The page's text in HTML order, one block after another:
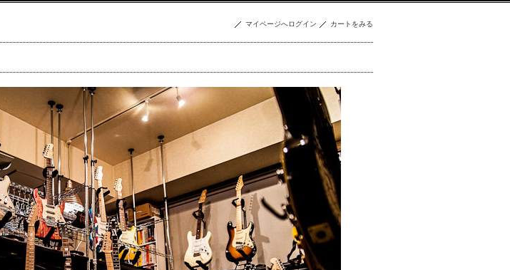
マイページへログイン カートをみる